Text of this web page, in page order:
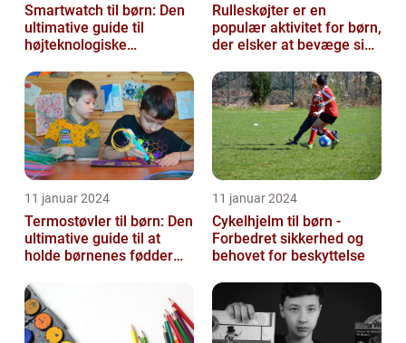
Smartwatch til børn: Den
ultimative guide til
højteknologiske
Rulleskøjter er en
populær aktivitet for børn,
der elsker at bevæge sig
11 januar 2024
Termostøvler til børn: Den
ultimative guide til at
holde børnenes fødder
11 januar 2024
Cykelhjelm til børn -
Forbedret sikkerhed og
behovet for beskyttelse